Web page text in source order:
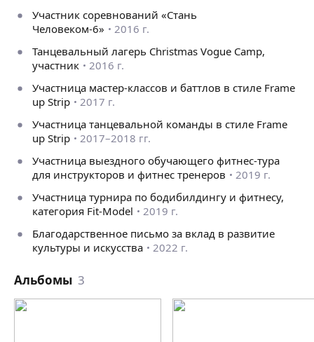
Участник соревнований «Стань
Человеком-6»
2016 г.
Танцевальный лагерь Christmas Vogue Camp,
участник
2016 г.
Участница мастер-классов и баттлов в стиле Frame
up Strip
2017 г.
Участница танцевальной команды в стиле Frame
up Strip
2017–2018 гг.
Участница выездного обучающего фитнес-тура
для инструкторов и фитнес тренеров
2019 г.
Участница турнира по бодибилдингу и фитнесу,
категория Fit-Model
2019 г.
Благодарственное письмо за вклад в развитие
культуры и искусства
2022 г.
Альбомы 3